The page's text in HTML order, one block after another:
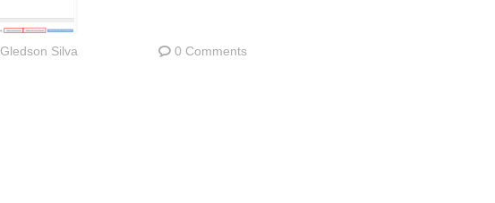
Gledson Silva 0 Comments